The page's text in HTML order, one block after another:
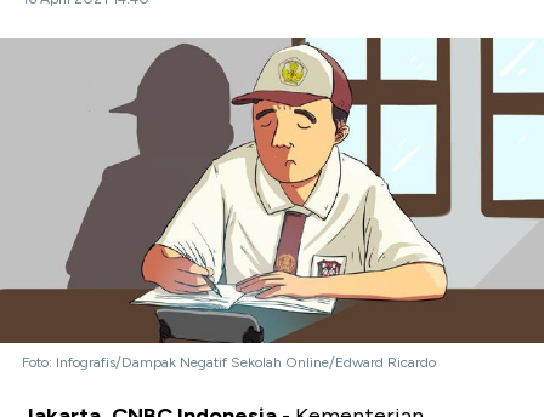
Foto: Infografis/Dampak Negatif Sekolah Online/Edward Ricardo